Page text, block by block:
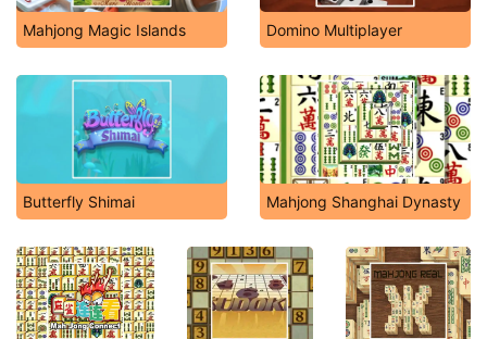
Mahjong Magic Islands Domino Multiplayer
Butterfly Shimai Mahjong Shanghai Dynasty